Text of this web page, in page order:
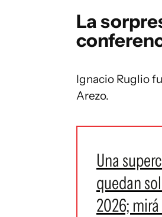
La
Ignacio Ruglio
Arezo.
Una
quedan
2026;